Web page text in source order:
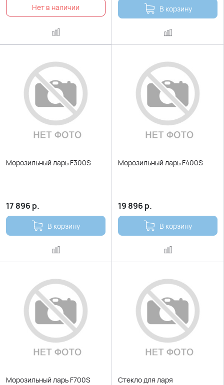
В корзину
Морозильный ларь F300S
17 896 р.
В корзину
Морозильный ларь F400S
19 896 р.
В корзину
Морозильный ларь F700S
Стекло для ларя